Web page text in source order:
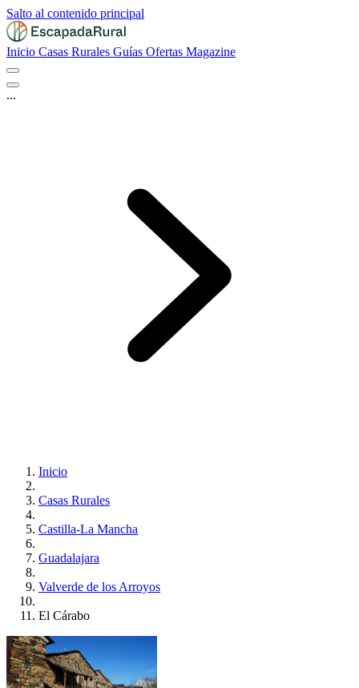
Salto al contenido principal
Inicio Casas Rurales Guías Ofertas Magazine
...
Inicio
Casas Rurales
Castilla-La Mancha
Guadalajara
Valverde de los Arroyos
El Cárabo